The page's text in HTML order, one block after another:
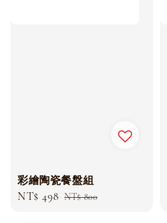
彩繪陶瓷餐盤組
Sale
NT$ 498 Regular
NT$ 800